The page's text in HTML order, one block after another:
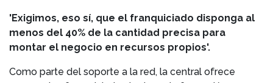
'Exigimos, eso sí, que el franquiciado disponga al
menos del 40% de la cantidad precisa para
montar el negocio en recursos propios'.
Como parte del soporte a la red, la central ofrece